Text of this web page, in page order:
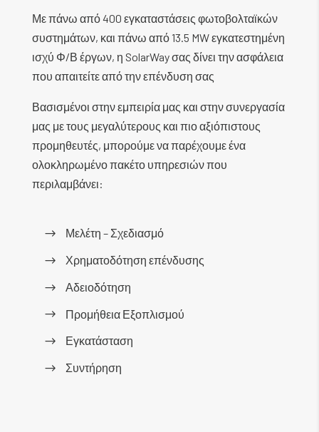
Με πάνω από 400 εγκαταστάσεις φωτοβολταϊκών
συστημάτων, και πάνω από 13.5 MW εγκατεστημένη
ισχύ Φ/Β έργων, η SolarWay σας δίνει την ασφάλεια
που απαιτείτε από την επένδυση σας
Βασισμένοι στην εμπειρία μας και στην συνεργασία
μας με τους μεγαλύτερους και πιο αξιόπιστους
προμηθευτές, μπορούμε να παρέχουμε ένα
ολοκληρωμένο πακέτο υπηρεσιών που
περιλαμβάνει:
Μελέτη – Σχεδιασμό
Χρηματοδότηση επένδυσης
Αδειοδότηση
Προμήθεια Εξοπλισμού
Εγκατάσταση
Συντήρηση